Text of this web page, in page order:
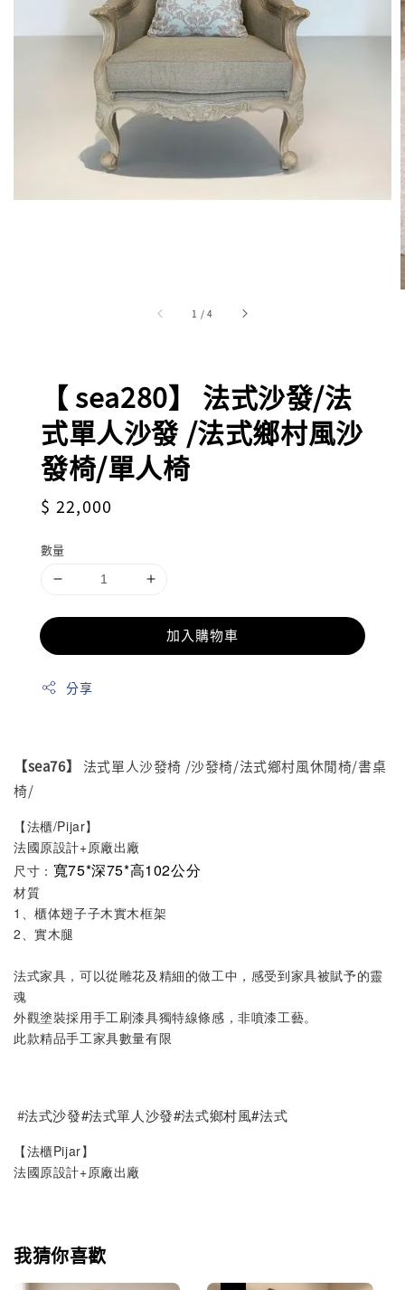
1 /4
【 sea280】 法式沙發/法
式單人沙發 /法式鄉村風沙
發椅/單人椅
Regular
$ 22,000
數量
加入購物車
分享
【sea76】
法式單人沙發椅 /沙發椅/法式鄉村風休閒椅/書桌
椅/
【法櫃/Pijar】
法國原設計+原廠出廠
尺寸： 寬75*深75*高102公分
材質
1、櫃体翅子子木實木框架
2、實木腿
法式家具，可以從雕花及精細的做工中，感受到家具被賦予的靈
魂
外觀塗裝採用手工刷漆具獨特線條感，非噴漆工藝。
此款精品手工家具數量有限
#法式沙發#法式單人沙發#法式鄉村風#法式
【法櫃Pijar】
法國原設計+原廠出廠
我猜你喜歡